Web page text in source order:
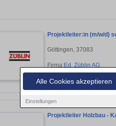
Alle Cookies akzeptieren
Einstellungen
Projektleiter:in (m/w/d)
Göttingen, 37083
Firma:Ed. Züblin AG
Projektleiter Holzbau -